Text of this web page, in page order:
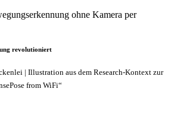
revolutioniert
| Illustration aus dem Research-Kontext zur
from WiFi“